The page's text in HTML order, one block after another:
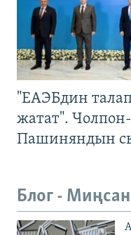
"ЕАЭБдин
жатат".
Пашиняндын
Блог -